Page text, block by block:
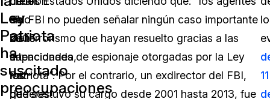
Ley
Patriota
ha
suscitado
preocupaciones
sido
bien
intencionada,
los
poderes
en
2006
a
raíz
de
del FBI no pueden señalar ningún caso importante
de terrorismo que hayan resuelto gracias a las
capacidades de espionaje otorgadas por la Ley
Patriota”. Por el contrario, un exdirector del FBI,
que sostuvo su cargo desde 2001 hasta 2013, fue
11